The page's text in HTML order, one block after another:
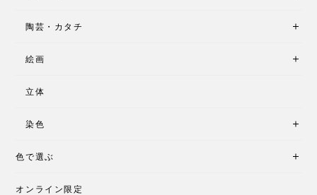
陶芸・カタチ
絵画
立体
染色
色で選ぶ
オンライン限定